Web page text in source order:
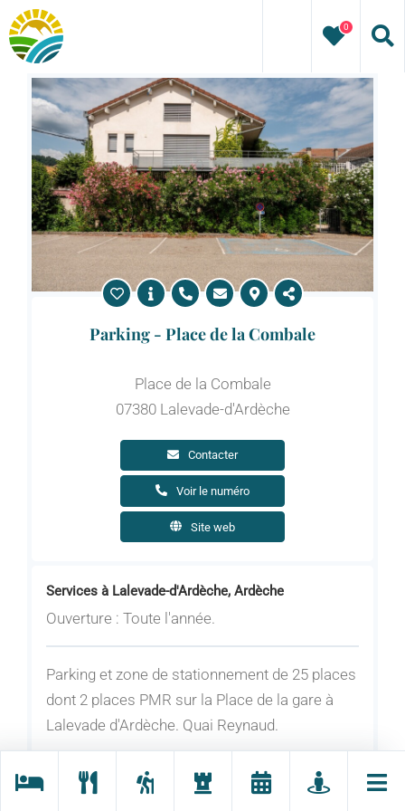
Passer
au
contenu
0
Parking - Place de la Combale
Place de la Combale
07380 Lalevade-d'Ardèche
Contacter
Voir le numéro
Site web
Services à Lalevade-d'Ardèche, Ardèche
Ouverture : Toute l'année.
Parking et zone de stationnement de 25 places
dont 2 places PMR sur la Place de la gare à
Lalevade d'Ardèche. Quai Reynaud.
Tarifs